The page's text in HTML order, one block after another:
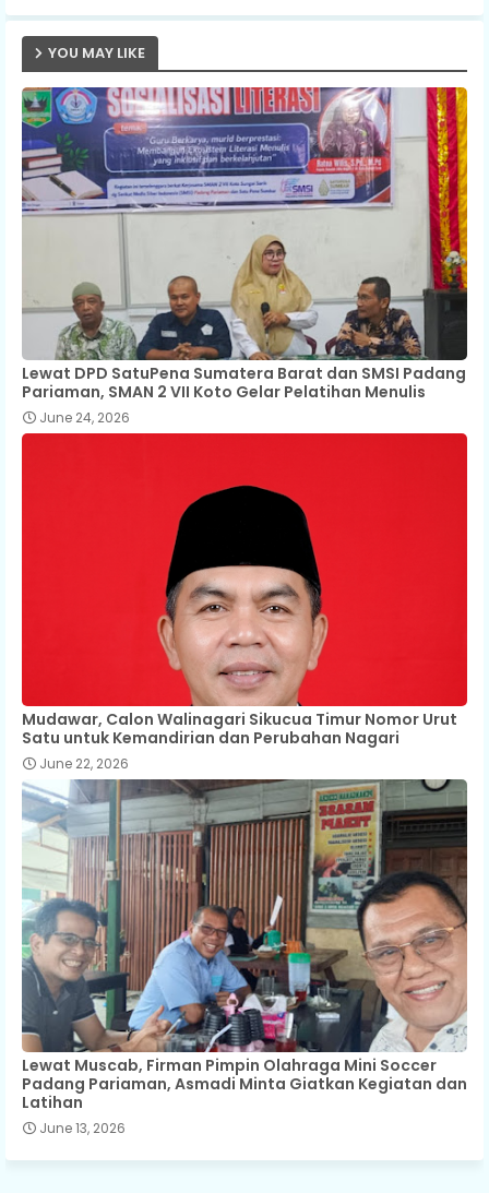
YOU MAY LIKE
Lewat DPD SatuPena Sumatera Barat dan SMSI Padang
Pariaman, SMAN 2 VII Koto Gelar Pelatihan Menulis
June 24, 2026
Mudawar, Calon Walinagari Sikucua Timur Nomor Urut
Satu untuk Kemandirian dan Perubahan Nagari
June 22, 2026
Lewat Muscab, Firman Pimpin Olahraga Mini Soccer
Padang Pariaman, Asmadi Minta Giatkan Kegiatan dan
Latihan
June 13, 2026